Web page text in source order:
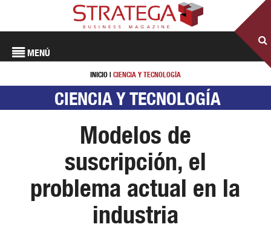
MENÚ
INICIO | CIENCIA Y TECNOLOGÍA
CIENCIA Y TECNOLOGÍA
Modelos de
suscripción, el
problema actual en la
industria